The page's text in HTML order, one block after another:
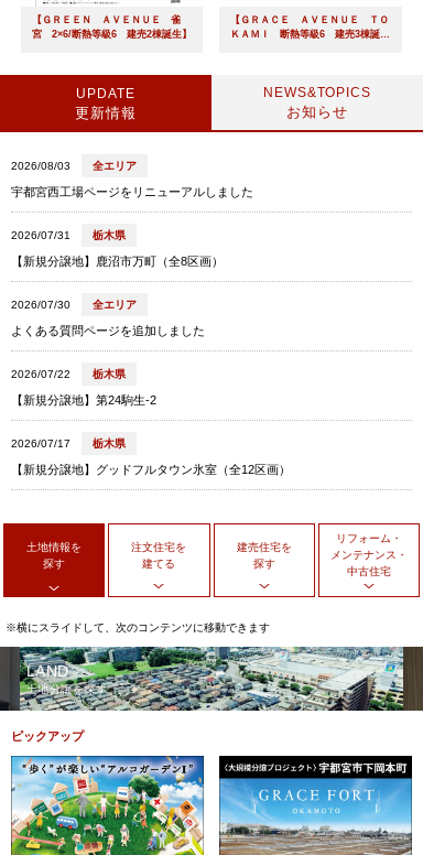
【ＧＲＥＥＮ ＡＶＥＮＵＥ 雀
宮 2×6/断熱等級6 建売2棟誕生】
【ＧＲＡＣＥ ＡＶＥＮＵＥ ＴＯ
ＫＡＭＩ 断熱等級6 建売3棟誕
UPDATE
更新情報
NEWS&TOPICS
お知らせ
2026/08/03 全エリア
宇都宮西工場ページをリニューアルしました
2026/07/31 栃木県
【新規分譲地】鹿沼市万町（全8区画）
2026/07/30 全エリア
よくある質問ページを追加しました
2026/07/22 栃木県
【新規分譲地】第24駒生-2
2026/07/17 栃木県
【新規分譲地】グッドフルタウン氷室（全12区画）
土地情報を
探す
注文住宅を
建てる
建売住宅を
探す
リフォーム・
メンテナンス・
中古住宅
※横にスライドして、次のコンテンツに移動できます
LAND
土地分譲を探す
ピックアップ